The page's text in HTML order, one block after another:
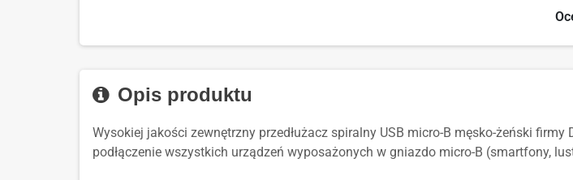
Opis produktu
Wysokiej jakości zewnętrzny przedłużacz spiralny USB micro-B męsko-żeński
podłączenie wszystkich urządzeń wyposażonych w gniazdo micro-B (smartfony,